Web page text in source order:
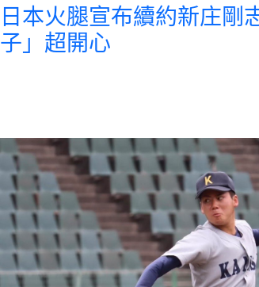
日本火腿宣布續約新庄剛
子」超開心